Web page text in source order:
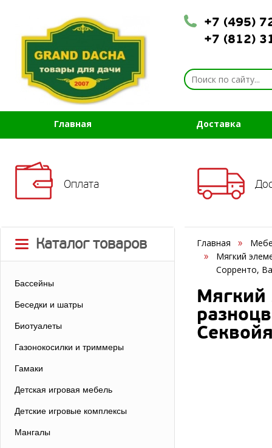
+7 (495)
+7 (812)
Главная Доставка
Оплата
Каталог товаров
Бассейны
Беседки и шатры
Биотуалеты
Газонокосилки и триммеры
Гамаки
Детская игровая мебель
Детские игровые комплексы
Мангалы
Главная
Мягкий
Сорренто,
Мягкий